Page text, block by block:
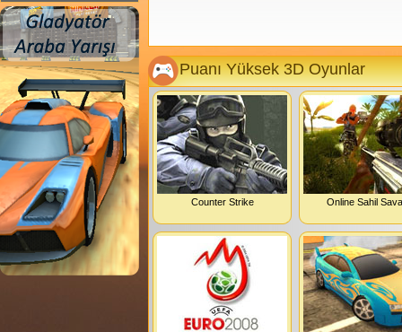
Puanı Yüksek 3D Oyunlar
Counter Strike Online Sahil